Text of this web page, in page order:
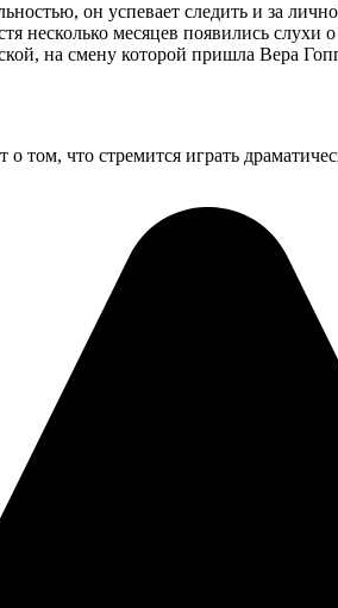
он успевает следить и за
несколько месяцев появились слухи
на смену которой пришла Вера
том, что стремится играть